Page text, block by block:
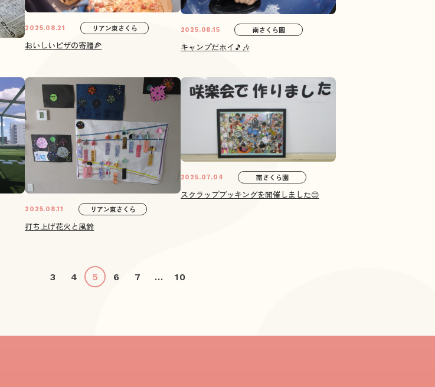
2025.08.21 リアン東さくら
おいしいピザの寄贈🍕
2025.08.15 南さくら園
キャンプだホイ🎵🎶
2025.08.11 リアン東さくら
打ち上げ花火と風鈴
2025.07.04 南さくら園
スクラップブッキングを開催しました😊
3 4 5 6 7 ... 10